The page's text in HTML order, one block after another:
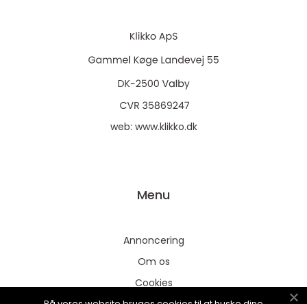
web: www.klikko.dk
Menu
Annoncering
Om os
Cookies